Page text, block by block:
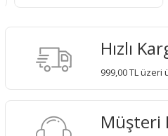
Hızlı
999,00 TL üzeri
Müşteri